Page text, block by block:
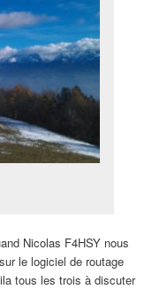
Nicolas F4HSY nous
le logiciel de routage
tous les trois à discuter